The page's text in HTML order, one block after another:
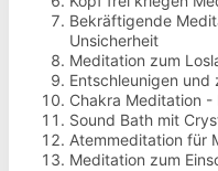
Bekräftigende
Unsicherheit
Meditation zum
Entschleunigen und
Chakra Meditation -
Sound Bath mit
Atemmeditation für
Meditation zum